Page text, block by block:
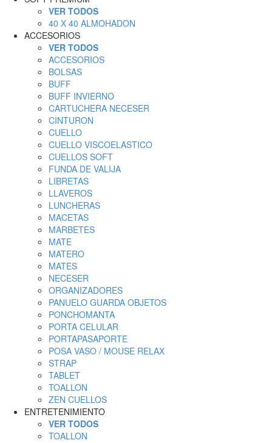
VER TODOS
40 X 40 ALMOHADON
ACCESORIOS
VER TODOS
ACCESORIOS
BOLSAS
BUFF
BUFF INVIERNO
CARTUCHERA NECESER
CINTURON
CUELLO
CUELLO VISCOELASTICO
CUELLOS SOFT
FUNDA DE VALIJA
LIBRETAS
LLAVEROS
LUNCHERAS
MACETAS
MARBETES
MATE
MATERO
MATES
NECESER
ORGANIZADORES
PANUELO GUARDA OBJETOS
PONCHOMANTA
PORTA CELULAR
PORTAPASAPORTE
POSA VASO / MOUSE RELAX
STRAP
TABLET
TOALLON
ZEN CUELLOS
ENTRETENIMIENTO
VER TODOS
TOALLON